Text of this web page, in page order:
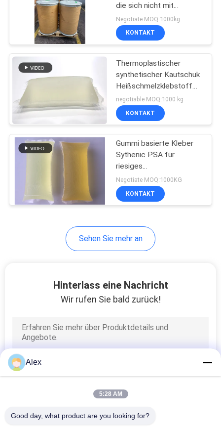
Heiße
Heiße Schmelze
PSA
Heißer
Polyolefin-heißer
Schmelzkleber
die sich nicht mit
anderen PSA-
Schmelzklebstoffen
kombinieren lassen
Negotiate MOQ:1000kg
KONTAKT
Thermoplastischer
synthetischer Kautschuk
Heißschmelzklebstoff
Hochtemperaturbeständig
Heißschmelzklebstoff
negotiable MOQ:1000 kg
KONTAKT
Gummi basierte Kleber
Sythenic PSA für
riesiges
Rollenselbstklebende
Papieraufkleber-Papiere
Negotiate MOQ:1000KG
KONTAKT
Sehen Sie mehr an
Hinterlass eine Nachricht
Wir rufen Sie bald zurück!
Alex
5:28 AM
Good day, what product are you looking for?